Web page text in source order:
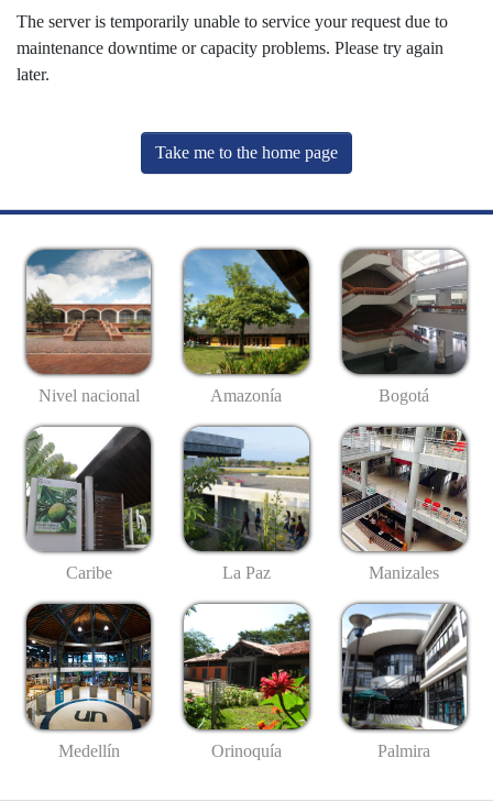
The server is temporarily unable to service your request due to
maintenance downtime or capacity problems. Please try again
later.
Take me to the home page
Nivel nacional Amazonía Bogotá
Caribe La Paz Manizales
Medellín Orinoquía Palmira